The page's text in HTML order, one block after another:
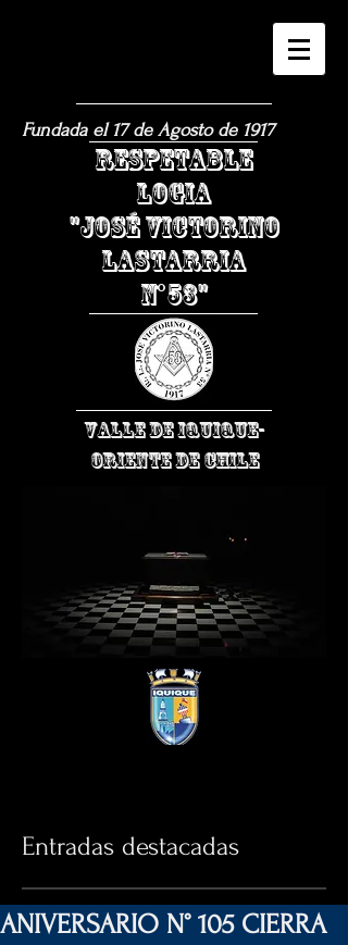
Fundada el 17 de Agosto de 1917
​RESPETABLE
LOGIA
"JOSÉ VICTORINO
LASTARRIA
N°53"
VALLE DE IQUIQUE-
ORIENTE DE CHILE
Entradas destacadas
ANIVERSARIO N° 105 CIERRA